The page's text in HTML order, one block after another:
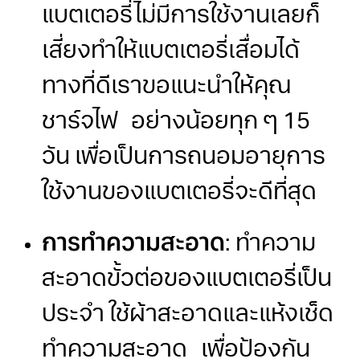
แบตเตอรี่ไม่มีการใช้งานเลยก็
เสี่ยงทำให้แบตเตอรี่เสื่อมได้
ทางที่ดีเราขอแนะนำให้คุณ
ชาร์จไฟ อย่างน้อยทุก ๆ 15
วัน เพื่อเป็นการถนอมอายุการ
ใช้งานของแบตเตอรี่จะดีที่สุด
การทำความสะอาด: ทำความ
สะอาดขั้วต่อของแบตเตอรี่เป็น
ประจำ ใช้ผ้าสะอาดและแห้งเช็ด
ทำความสะอาด เพื่อป้องกัน